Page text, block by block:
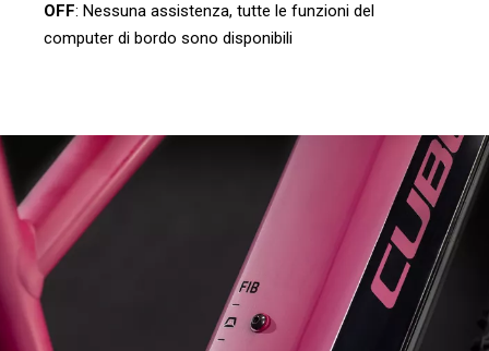
OFF: Nessuna assistenza, tutte le funzioni del
computer di bordo sono disponibili